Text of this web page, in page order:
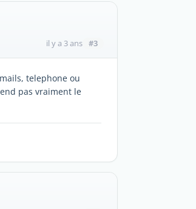
il y a 3 ans #3
telephone ou
pas vraiment le